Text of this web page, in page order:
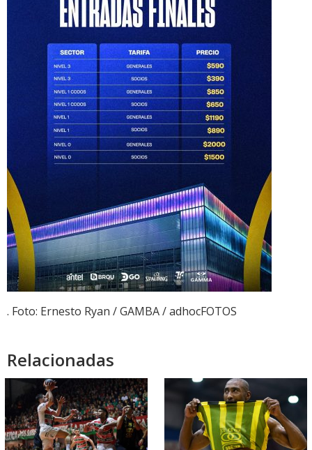
. Foto: Ernesto Ryan / GAMBA / adhocFOTOS
Relacionadas